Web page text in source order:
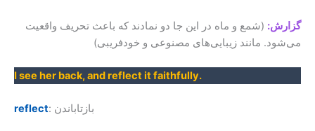
گزارش: (شمع و ماه در این جا دو نمادند که باعث تحریف واقعیت
می‌شود. مانند زیبایی‌های مصنوعی و خودفریبی)
I see her back, and reflect it faithfully.
reflect : بازتاباندن